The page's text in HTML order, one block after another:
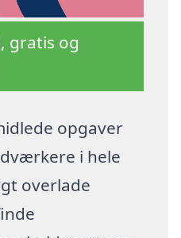
gratis og
opgaver
i hele
overlade